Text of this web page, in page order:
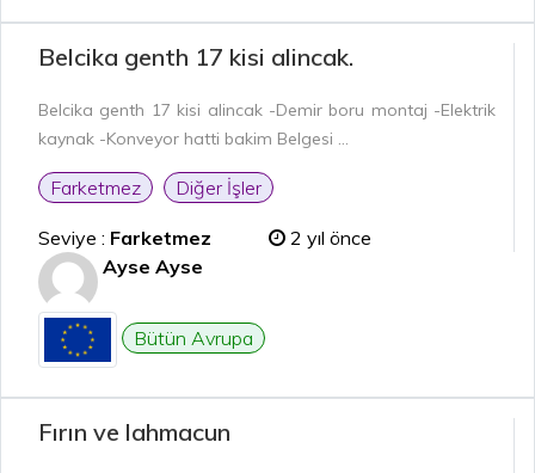
Belcika genth 17 kisi alincak.
Belcika genth 17 kisi alincak -Demir boru montaj -Elektrik
kaynak -Konveyor hatti bakim Belgesi ...
Farketmez Diğer İşler
Seviye : Farketmez
2 yıl önce
Ayse Ayse
Bütün Avrupa
Fırın ve lahmacun